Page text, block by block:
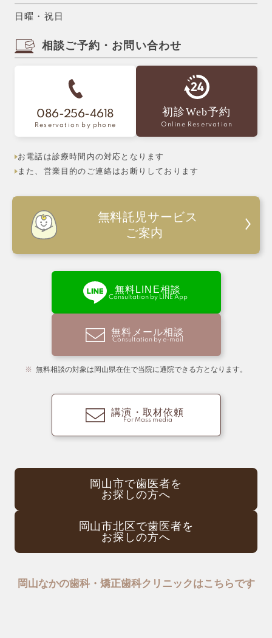
日曜・祝日
相談ご予約・お問い合わせ
086-256-4618
Reservation by phone
初診Web予約
Online Reservation
お電話は診療時間内の対応となります
また、営業目的のご連絡はお断りしております
無料託児サービス
ご案内
無料LINE相談
Consultation by LINE App
無料メール相談
Consultation by e-mail
無料相談の対象は岡山県在住で当院に通院できる方となります。
講演・取材依頼
For Mass media
岡山市で歯医者を
お探しの方へ
岡山市北区で歯医者を
お探しの方へ
岡山なかの歯科・矯正歯科クリニックはこちらです